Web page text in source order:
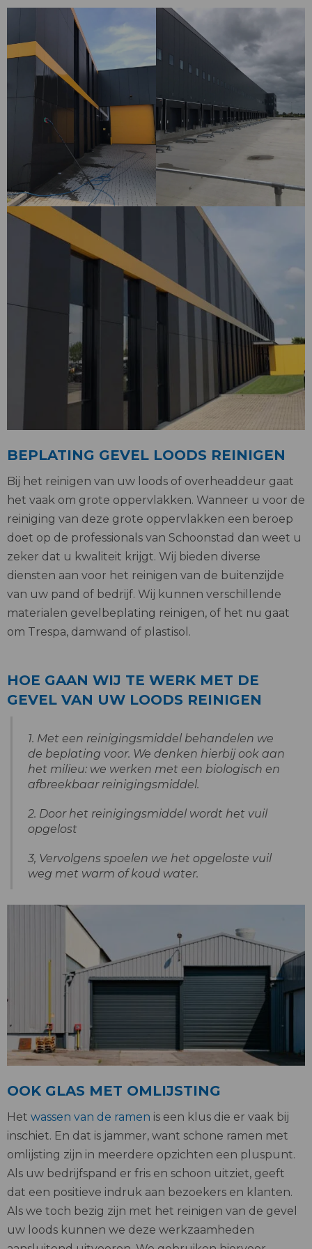
BEPLATING GEVEL LOODS REINIGEN
Bij het reinigen van uw loods of overheaddeur gaat
het vaak om grote oppervlakken. Wanneer u voor de
reiniging van deze grote oppervlakken een beroep
doet op de professionals van Schoonstad dan weet u
zeker dat u kwaliteit krijgt. Wij bieden diverse
diensten aan voor het reinigen van de buitenzijde
van uw pand of bedrijf. Wij kunnen verschillende
materialen gevelbeplating reinigen, of het nu gaat
om Trespa, damwand of plastisol.
HOE GAAN WIJ TE WERK MET DE
GEVEL VAN UW LOODS REINIGEN
1. Met een reinigingsmiddel behandelen we
de beplating voor. We denken hierbij ook aan
het milieu: we werken met een biologisch en
afbreekbaar reinigingsmiddel.
2. Door het reinigingsmiddel wordt het vuil
opgelost
3, Vervolgens spoelen we het opgeloste vuil
weg met warm of koud water.
OOK GLAS MET OMLIJSTING
Het wassen van de ramen is een klus die er vaak bij
inschiet. En dat is jammer, want schone ramen met
omlijsting zijn in meerdere opzichten een pluspunt.
Als uw bedrijfspand er fris en schoon uitziet, geeft
dat een positieve indruk aan bezoekers en klanten.
Als we toch bezig zijn met het reinigen van de gevel
uw loods kunnen we deze werkzaamheden